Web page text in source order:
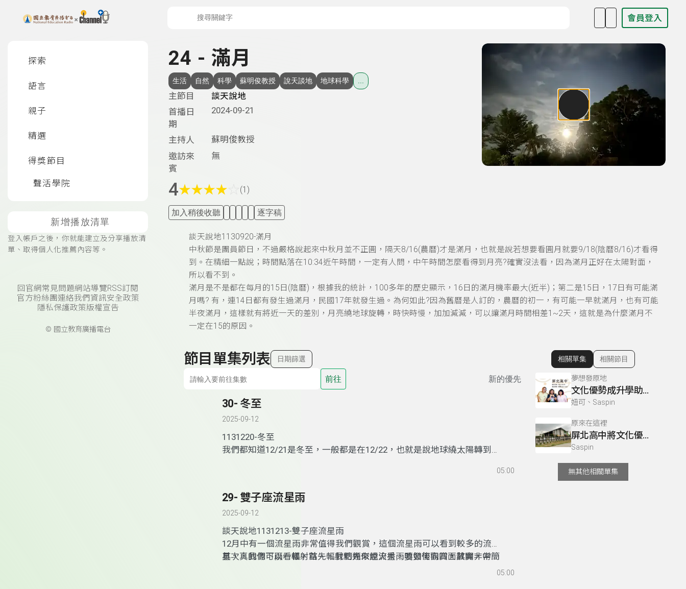
上方功能區塊 會員登入
探索
語言
親子
精選
得獎節目
聲活學院
新增播放清單
登入帳戶之後，你就能建立及分享播放清
單、取得個人化推薦內容等。
回官網常見問題網站導覽RSS訂閱
官方粉絲團連絡我們 資訊安全政策
隱私保護政策版權宣告
© 國立教育廣播電台
24 - 滿月
生活 自然 科學 蘇明俊教授 說天談地 地球科學
主節目
談天說地
首播日
期
2024-09-21
主持人
蘇明俊教授
邀訪來
賓
無
4★★★★ (1)
加入稍後收聽 逐字稿
談天說地1130920-滿月
中秋節是團員節日，不過嚴格說起來中秋月並不正圓，隔天8/16(農曆)才是滿月，也就是說若想要看圓月就要9/18(陰曆8/16)才看得
到。在精細一點說；時間點落在10:34近午時間，一定有人問，中午時間怎麼看得到月亮?確實沒法看，因為滿月正好在太陽對面，
所以看不到。
滿月是不是都在每月的15日(陰曆)，根據我的統計，100多年的歷史顯示，16日的滿月機率最大(近半)；第二是15日，17日有可能滿
月嗎? 有，連14日都有發生過滿月，民國17年就發生過。為何如此?因為舊曆是人訂的，農曆的初一，有可能一早就滿月，也有可能
半夜滿月，這樣就有將近一天的差別，月亮繞地球旋轉，時快時慢，加加減減，可以讓滿月時間相差1~2天，這就是為什麼滿月不
一定在15的原因。
節目單集列表 日期篩選
前往 新的優先
30- 冬至
2025-09-12
1131220-冬至
我們都知道12/21是冬至，一般都是在12/22，也就是說地球繞太陽轉到
北半球、赤道、南半球，這樣就造成24節氣。冬至是12/21 17:21，所以我
們可以智慧吃冬至圓，在12/21 17:21時吃湯圓，還可以講故事。前面說到
冬至一般是12/22，為何今年提早一天?因為今年(2024)剛好是閏年，閏年
的2月有29天，所以今年的冬至提早一天，不過這個不是定數，因為地球
繞太陽轉並不是剛好365天，大約差6小時左右，所以不是單純閏年的原
05:00
29- 雙子座流星雨
2025-09-12
談天說地1131213-雙子座流星雨
12月中有一個流星雨非常值得我們觀賞，這個流星雨可以看到較多的流
星，真的像下雨一樣，首先，我們先來說流星雨要如何觀賞，其實非常簡
其次，我們可以看輻射點，輻射點類似煙火秀，噴發後向四面散開，中心
點就是輻射點，輻射點剛好在雙子座的位置，因此叫雙子座流星雨。什麼05:00
顯示相關單集
相關單集 相關節目
夢想發原地
文化優勢成升學助力－屏北高中
妞可、Saspin
原來在這裡
屏北高中將文化優勢轉升學助力
Saspin
無其他相關單集